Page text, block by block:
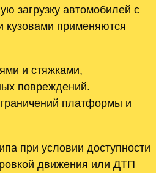
загрузку автомобилей с
кузовами применяются
и стяжками,
повреждений.
платформы и
при условии доступности
движения или ДТП